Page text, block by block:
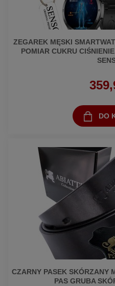
ZEGAREK MĘSKI
POMIAR CUKRU
DO
CZARNY PASEK SKÓRZANY
PAS GRUBA